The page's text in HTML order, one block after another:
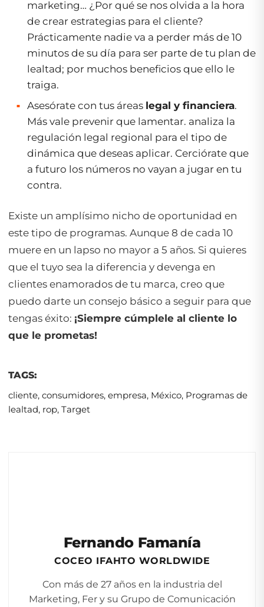
marketing… ¿Por qué se nos olvida a la hora
de crear estrategias para el cliente?
Prácticamente nadie va a perder más de 10
minutos de su día para ser parte de tu plan de
lealtad; por muchos beneficios que ello le
traiga.
Asesórate con tus áreas legal y financiera.
Más vale prevenir que lamentar. analiza la
regulación legal regional para el tipo de
dinámica que deseas aplicar. Cerciórate que
a futuro los números no vayan a jugar en tu
contra.
Existe un amplísimo nicho de oportunidad en
este tipo de programas. Aunque 8 de cada 10
muere en un lapso no mayor a 5 años. Si quieres
que el tuyo sea la diferencia y devenga en
clientes enamorados de tu marca, creo que
puedo darte un consejo básico a seguir para que
tengas éxito: ¡Siempre cúmplele al cliente lo
que le prometas!
TAGS:
cliente, consumidores, empresa, México, Programas de
lealtad, rop, Target
Fernando Famanía
COCEO IFAHTO WORLDWIDE
Con más de 27 años en la industria del
Marketing, Fer y su Grupo de Comunicación